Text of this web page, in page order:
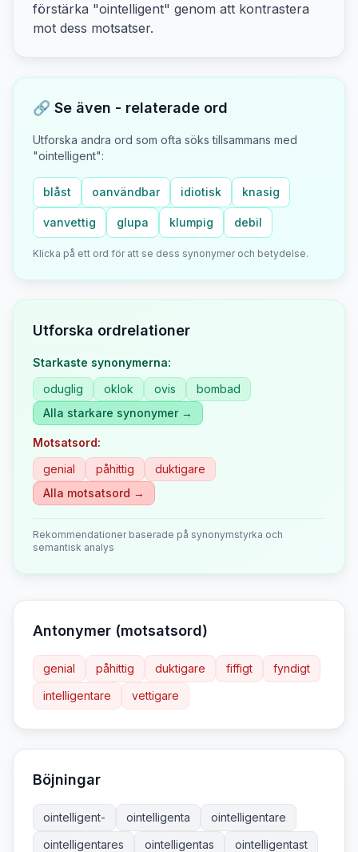
förstärka "ointelligent" genom att kontrastera
mot dess motsatser.
🔗 Se även - relaterade ord
Utforska andra ord som ofta söks tillsammans med
"ointelligent":
blåst oanvändbar idiotisk knasig
vanvettig glupa klumpig debil
Klicka på ett ord för att se dess synonymer och betydelse.
Utforska ordrelationer
Starkaste synonymerna:
oduglig
oklok ovis
bombad
Alla starkare synonymer →
Motsatsord:
genial
påhittig
duktigare
Alla motsatsord →
Rekommendationer baserade på synonymstyrka och
semantisk analys
Antonymer (motsatsord)
genial påhittig duktigare fiffigt
fyndigt
intelligentare
vettigare
Böjningar
ointelligent- ointelligenta
ointelligentare
ointelligentares
ointelligentas
ointelligentast